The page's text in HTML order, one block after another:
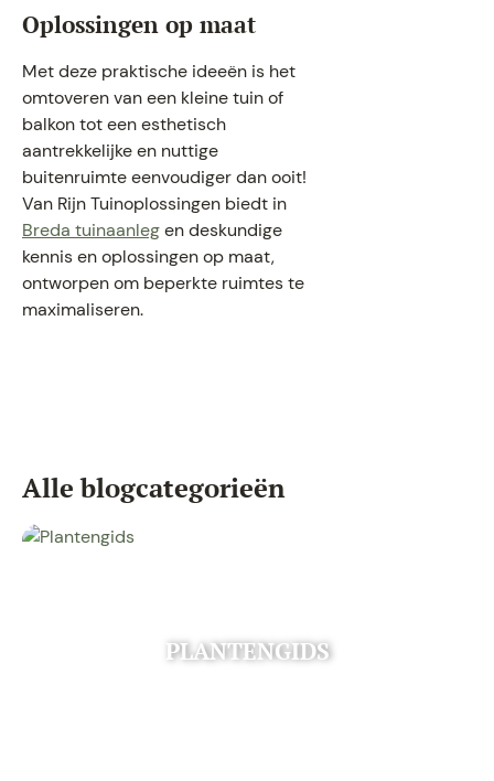
Oplossingen op maat
Met deze praktische ideeën is het
omtoveren van een kleine tuin of
balkon tot een esthetisch
aantrekkelijke en nuttige
buitenruimte eenvoudiger dan ooit!
Van Rijn Tuinoplossingen biedt in
Breda tuinaanlegen deskundige
kennis en oplossingen op maat,
ontworpen om beperkte ruimtes te
maximaliseren.
Alle blogcategorieën
PLANTENGIDS